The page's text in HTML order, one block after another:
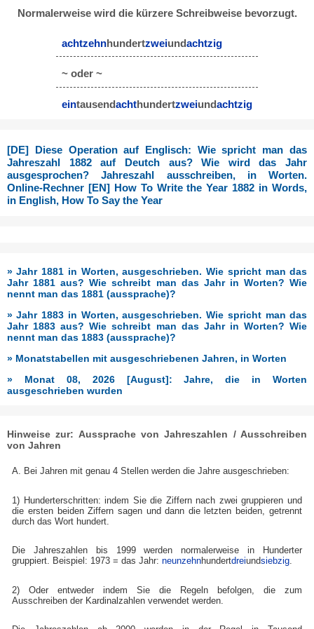
Normalerweise wird die kürzere Schreibweise bevorzugt.
achtzehnhundertzweiundachtzig
~ oder ~
eintausendachthundertzweiundachtzig
[DE] Diese Operation auf Englisch: Wie spricht man das
Jahreszahl 1882 auf Deutch aus? Wie wird das Jahr
ausgesprochen? Jahreszahl ausschreiben, in Worten.
Online-Rechner [EN] How To Write the Year 1882 in Words,
in English, How To Say the Year
» Jahr 1881 in Worten, ausgeschrieben. Wie spricht man das
Jahr 1881 aus? Wie schreibt man das Jahr in Worten? Wie
nennt man das 1881 (aussprache)?
» Jahr 1883 in Worten, ausgeschrieben. Wie spricht man das
Jahr 1883 aus? Wie schreibt man das Jahr in Worten? Wie
nennt man das 1883 (aussprache)?
» Monatstabellen mit ausgeschriebenen Jahren, in Worten
» Monat 08, 2026 [August]: Jahre, die in Worten
ausgeschrieben wurden
Hinweise zur: Aussprache von Jahreszahlen / Ausschreiben
von Jahren
A. Bei Jahren mit genau 4 Stellen werden die Jahre ausgeschrieben:
1) Hunderterschritten: indem Sie die Ziffern nach zwei gruppieren und
die ersten beiden Ziffern sagen und dann die letzten beiden, getrennt
durch das Wort hundert.
Die Jahreszahlen bis 1999 werden normalerweise in Hunderter
gruppiert. Beispiel: 1973 = das Jahr:neunzehnhundertdreiundsiebzig.
2) Oder entweder indem Sie die Regeln befolgen, die zum
Ausschreiben der Kardinalzahlen verwendet werden.